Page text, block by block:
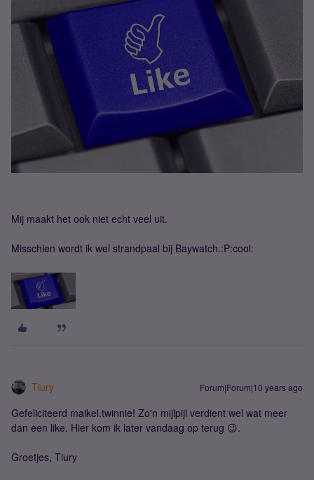
Mij maakt het ook niet echt veel uit.
Misschien wordt ik wel strandpaal bij Baywatch.:P:cool:
Tiury Forum|Forum|10 years ago
Gefeliciteerd maikel.twinnie! Zo'n mijlpijl verdient wel wat meer
dan een like. Hier kom ik later vandaag op terug 😉.
Groetjes, Tiury